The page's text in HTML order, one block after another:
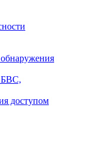
БВС,
доступом